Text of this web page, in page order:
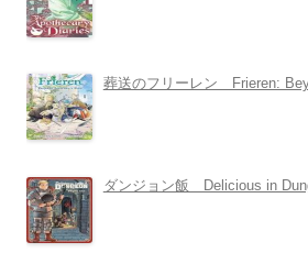
葬送のフリーレン Frieren:
ダンジョン飯 Delicious in